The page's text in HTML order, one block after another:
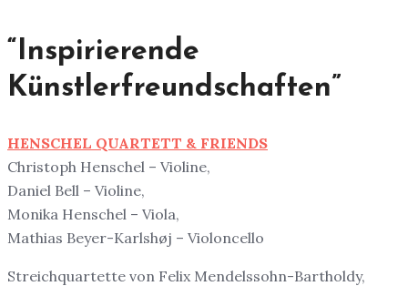
“Inspirierende
Künstlerfreundschaften”
HENSCHEL QUARTETT & FRIENDS
Christoph Henschel – Violine,
Daniel Bell – Violine,
Monika Henschel – Viola,
Mathias Beyer-Karlshøj – Violoncello
Streichquartette von Felix Mendelssohn-Bartholdy,